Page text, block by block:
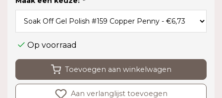
Op voorraad
Toevoegen aan winkelwagen
Aan verlanglijst toevoegen